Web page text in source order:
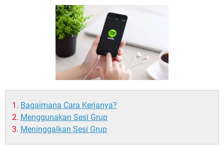
Bagaimana Cara Kerjanya?
Menggunakan Sesi Grup
Meninggalkan Sesi Grup